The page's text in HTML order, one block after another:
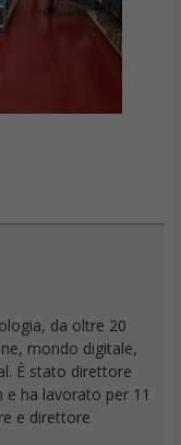
ha lavorato per 11
e direttore